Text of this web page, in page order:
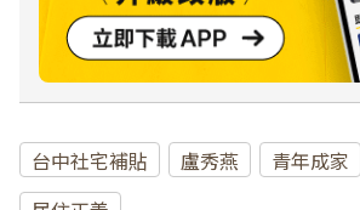
台中社宅補貼 盧秀燕 青年成家